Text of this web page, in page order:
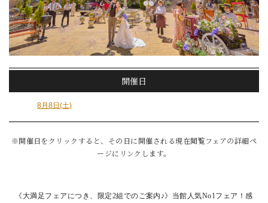
開催日
8月8日(土)
※開催日をクリックすると、その日に開催される現在閲覧フェアの詳細ペ
ージにリンクします。
《大満足フェアにつき、限定2組でのご案内♪》当館人気No1フェア！感